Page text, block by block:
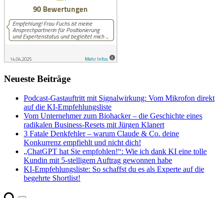
Neueste Beiträge
Podcast-Gastauftritt mit Signalwirkung: Vom Mikrofon direkt
auf die KI-Empfehlungsliste
Vom Unternehmer zum Biohacker – die Geschichte eines
radikalen Business-Resets mit Jürgen Klanert
3 Fatale Denkfehler – warum Claude & Co. deine
Konkurrenz empfiehlt und nicht dich!
„ChatGPT hat Sie empfohlen!“: Wie ich dank KI eine tolle
Kundin mit 5-stelligem Auftrag gewonnen habe
KI-Empfehlungsliste: So schaffst du es als Experte auf die
begehrte Shortlist!